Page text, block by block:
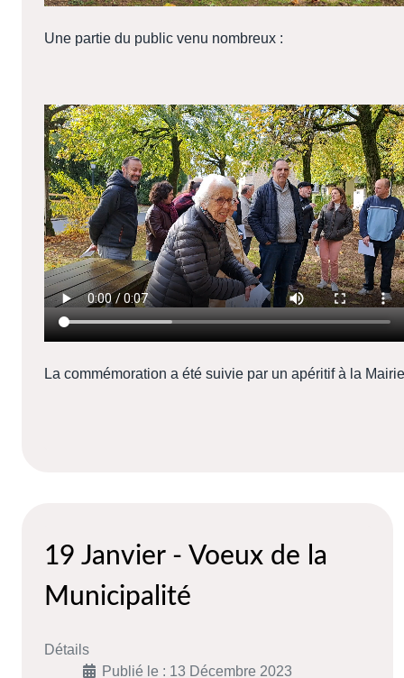
Une partie du public venu nombreux :
La commémoration a été suivie par un apéritif à la Mairie
19 Janvier - Voeux de la
Municipalité
Détails
Publié le : 13 Décembre 2023